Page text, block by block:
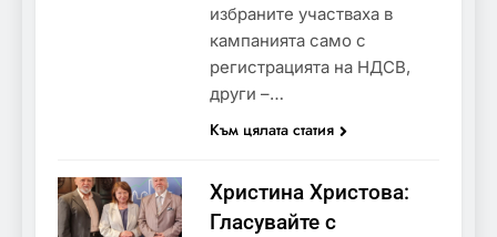
избраните участваха в
кампанията само с
регистрацията на НДСВ,
други –…
Към цялата статия
Христина Христова:
Гласувайте с